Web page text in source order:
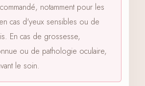
notamment pour les
cas d'yeux sensibles ou de
En cas de grossesse,
ou de pathologie oculaire,
le soin.